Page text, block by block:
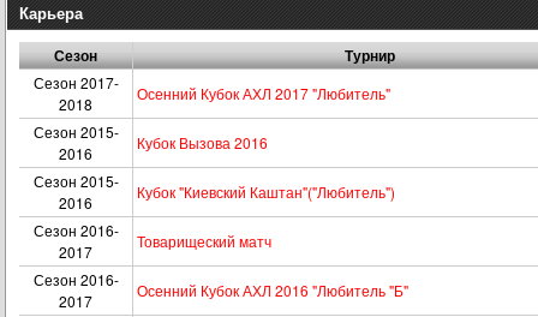
Карьера
Сезон Турнир
Сезон 2017-
2018
Осенний Кубок АХЛ 2017 "Любитель"
Сезон 2015-
2016
Кубок Вызова 2016
Сезон 2015-
2016
Кубок "Киевский Каштан"("Любитель")
Сезон 2016-
2017
Товарищеский матч
Сезон 2016-
2017
Осенний Кубок АХЛ 2016 "Любитель "Б"